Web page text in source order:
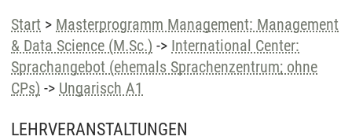
Start > Masterprogramm Management: Management
& Data Science (M.Sc.) -> International Center:
Sprachangebot (ehemals Sprachenzentrum; ohne
CPs) -> Ungarisch A1
LEHRVERANSTALTUNGEN